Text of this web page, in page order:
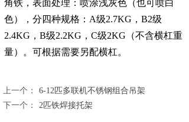
角铁，表面处理：喷涂浅灰色（也可喷白
色），分四种规格：A级2.7KG，B2级
2.4KG，B级2.2KG，C级2KG（不含横杠重
量）。可根据需要另配横杠。
上一个：
6-12匹多联机不锈钢组合吊架
下一个：
2匹铁焊接托架